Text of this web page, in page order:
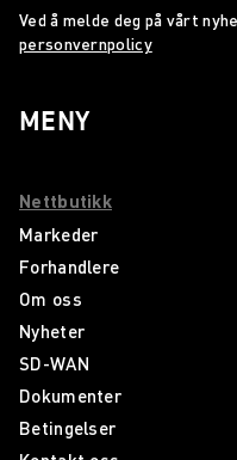
Ved å melde deg på vårt
personvernpolicy
MENY
Nettbutikk
Markeder
Forhandlere
Om oss
Nyheter
SD-WAN
Dokumenter
Betingelser